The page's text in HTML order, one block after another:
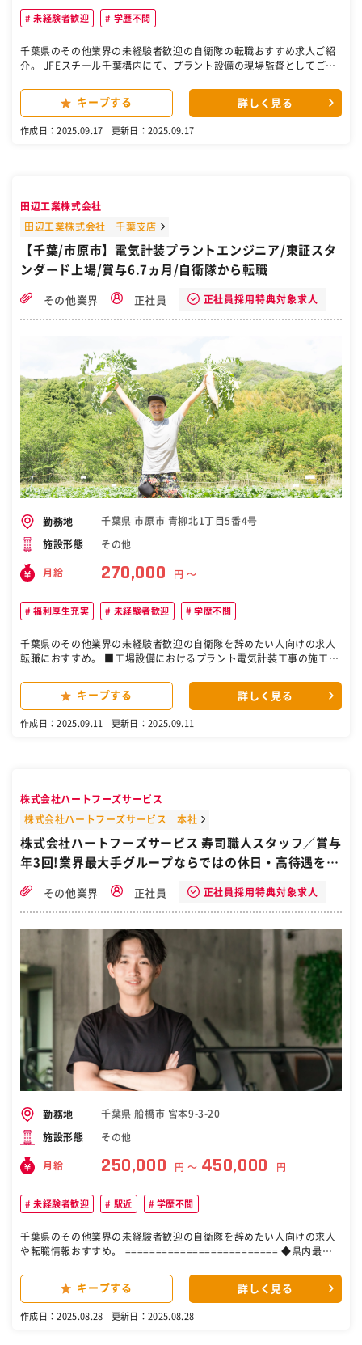
未経験者歓迎 学歴不問
千葉県のその他業界の未経験者歓迎の自衛隊の転職おすすめ求人ご紹
介。 JFEスチール千葉構内にて、プラント設備の現場監督としてご活
程管理: スケジュール通りに作業が進むよう、計画・調整を行います。
・安全管理: 現場の安全を確保し、無事故で作業が完了するよう徹底し
を行います。 ・品質管理: 高い品質基準を満たす施工を実現するため
キープする 詳しく見る
作成日：2025.09.17 更新日：2025.09.17
田辺工業株式会社
田辺工業株式会社 千葉支店
【千葉/市原市】電気計装プラントエンジニア/東証スタ
ンダード上場/賞与6.7ヵ月/自衛隊から転職
その他業界 正社員 正社員採用特典対象求人
勤務地 千葉県 市原市 青柳北1丁目5番4号
施設形態 その他
月給 270,000 円 〜
福利厚生充実 未経験者歓迎 学歴不問
千葉県のその他業界の未経験者歓迎の自衛隊を辞めたい人向けの求人
転職におすすめ。 ■工場設備におけるプラント電気計装工事の施工管
管理、直営社員・協力会社のマネジメントをチーム体制で協力しなが
らお任せいたします。 【具体的には】 工場設備におけるプラント電気
の現場管理までを担当していただきます。材料の拾い出し・発注・搬
キープする 詳しく見る
作成日：2025.09.11 更新日：2025.09.11
株式会社ハートフーズサービス
株式会社ハートフーズサービス 本社
株式会社ハートフーズサービス 寿司職人スタッフ／賞与
年3回!業界最大手グループならではの休日・高待遇をご
その他業界 正社員 正社員採用特典対象求人
勤務地 千葉県 船橋市 宮本9-3-20
施設形態 その他
月給 250,000 円 〜 450,000 円
未経験者歓迎 駅近 学歴不問
千葉県のその他業界の未経験者歓迎の自衛隊を辞めたい人向けの求人
や転職情報おすすめ。 ========================= ◆県内最大
験者優遇！ ◎月給25万～45万円 ◎賞与年3回＋家族・住宅手当・昇給
◎夏季・年末年始休暇あり ========================= ◆◆事
お馴染みの H＆Cホールディングスの セレモ・ハートグループです。
キープする 詳しく見る
作成日：2025.08.28 更新日：2025.08.28